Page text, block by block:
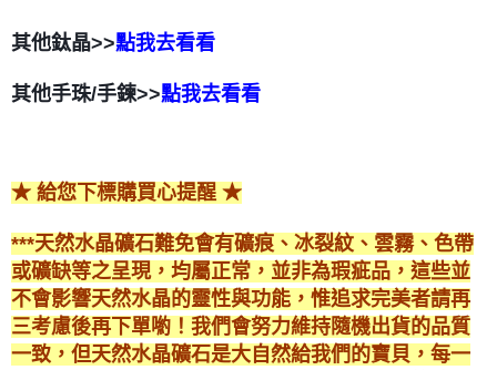
其他鈦晶>>點我去看看
其他手珠/手鍊>>點我去看看
★ 給您下標購買心提醒 ★
***天然水晶礦石難免會有礦痕、冰裂紋、雲霧、色帶
或礦缺等之呈現，均屬正常，並非為瑕疵品，這些並
不會影響天然水晶的靈性與功能，惟追求完美者請再
三考慮後再下單喲！我們會努力維持隨機出貨的品質
一致，但天然水晶礦石是大自然給我們的寶貝，每一